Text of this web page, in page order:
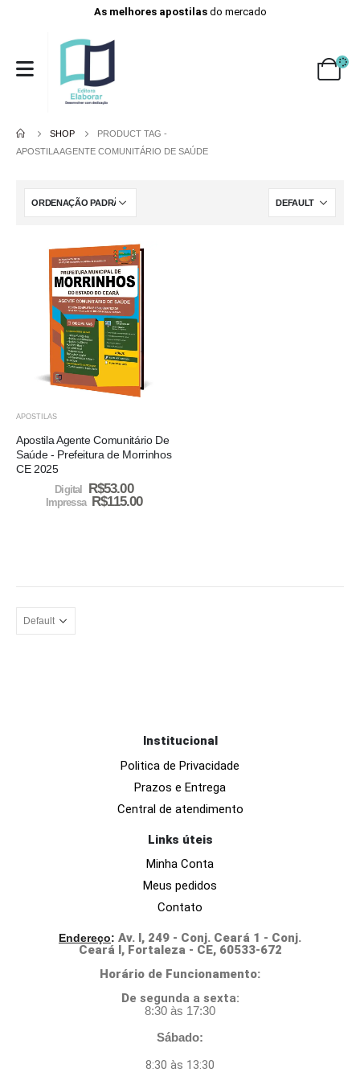
As melhores apostilasdo mercado
SHOP
PRODUCT TAG -
APOSTILA AGENTE COMUNITÁRIO DE SAÚDE
APOSTILAS
Apostila Agente Comunitário De
Saúde - Prefeitura de Morrinhos
CE 2025
Digital R$53.00
Impressa R$115.00
Institucional
Politica de Privacidade
Prazos e Entrega
Central de atendimento
Links úteis
Minha Conta
Meus pedidos
Contato
Endereço: Av. I, 249 - Conj. Ceará 1 - Conj.
Ceará I, Fortaleza - CE, 60533-672
Horário de Funcionamento:
De segunda a sexta:
8:30 às 17:30
Sábado:
8:30 às 13:30